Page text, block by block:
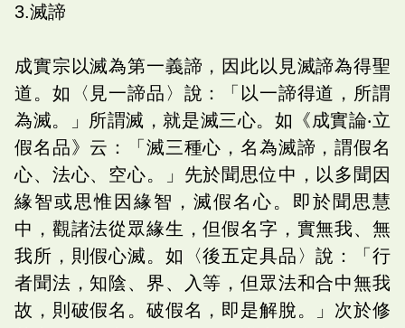
3.滅諦
成實宗以滅為第一義諦，因此以見滅諦為得聖
道。如〈見一諦品〉說：「以一諦得道，所謂
為滅。」所謂滅，就是滅三心。如《成實論‧立
假名品》云：「滅三種心，名為滅諦，謂假名
心、法心、空心。」先於聞思位中，以多聞因
緣智或思惟因緣智，滅假名心。即於聞思慧
中，觀諸法從眾緣生，但假名字，實無我、無
我所，則假心滅。如〈後五定具品〉說：「行
者聞法，知陰、界、入等，但眾法和合中無我
故，則破假名。破假名，即是解脫。」次於修